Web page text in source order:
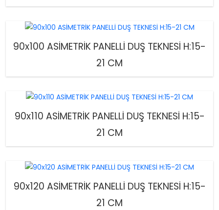
90x100 ASİMETRİK PANELLİ DUŞ TEKNESİ H:15-
21 CM
90x110 ASİMETRİK PANELLİ DUŞ TEKNESİ H:15-
21 CM
90x120 ASİMETRİK PANELLİ DUŞ TEKNESİ H:15-
21 CM